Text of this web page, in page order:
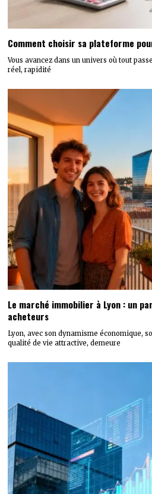
Comment choisir sa plateforme
Vous avancez dans un univers où tout
réel, rapidité
Le marché immobilier à Lyon : un
acheteurs
Lyon, avec son dynamisme économique,
qualité de vie attractive, demeure